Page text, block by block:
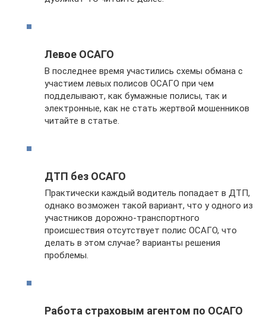
Левое ОСАГО
В последнее время участились схемы обмана с
участием левых полисов ОСАГО при чем
подделывают, как бумажные полисы, так и
электронные, как не стать жертвой мошенников
читайте в статье.
ДТП без ОСАГО
Практически каждый водитель попадает в ДТП,
однако возможен такой вариант, что у одного из
участников дорожно-транспортного
происшествия отсутствует полис ОСАГО, что
делать в этом случае? варианты решения
проблемы.
Работа страховым агентом по ОСАГО